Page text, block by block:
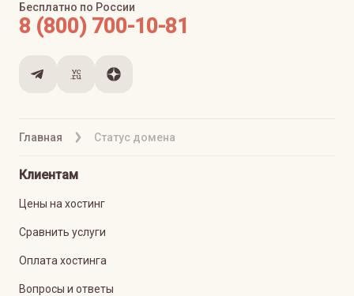
Главная Статус домена
Бесплатно по России
8 (800) 700-10-81
Клиентам
Цены на хостинг
Сравнить услуги
Оплата хостинга
Вопросы и ответы